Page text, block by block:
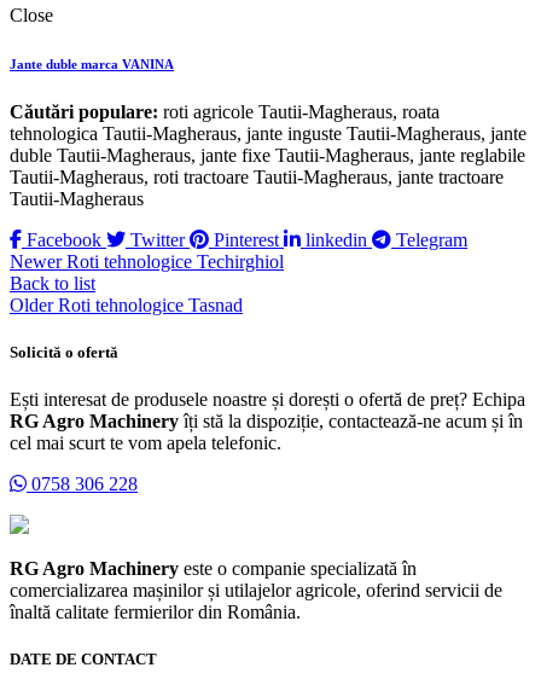
Close
Jante duble marca VANINA
Căutări populare: roti agricole Tautii-Magheraus, roata
tehnologica Tautii-Magheraus, jante inguste Tautii-Magheraus, jante
duble Tautii-Magheraus, jante fixe Tautii-Magheraus, jante reglabile
Tautii-Magheraus, roti tractoare Tautii-Magheraus, jante tractoare
Tautii-Magheraus
Facebook
Twitter Pinterest linkedin
Telegram
Newer Roti tehnologice Techirghiol
Back to list
Older Roti tehnologice Tasnad
Solicită o ofertă
Ești interesat de produsele noastre și dorești o ofertă de preț? Echipa
RG Agro Machineryîți stă la dispoziție, contactează-ne acum și în
cel mai scurt te vom apela telefonic.
0758 306 228
RG Agro Machinery este o companie specializată în
comercializarea mașinilor și utilajelor agricole, oferind servicii de
înaltă calitate fermierilor din România.
DATE DE CONTACT